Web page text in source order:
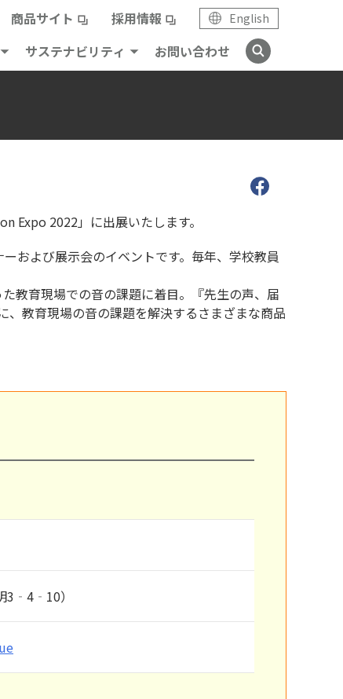
商品サイト 採用情報 English
サステナビリティ お問い合わせ
Expo 2022」に出展いたします。
および展示会のイベントです。毎年、学校教員
教育現場での音の課題に着目。『先生の声、届
教育現場の音の課題を解決するさまざまな商品
3‐4‐10）